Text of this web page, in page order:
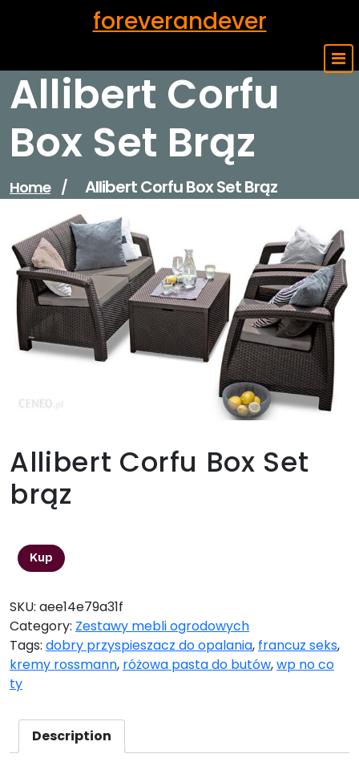
foreverandever
Allibert Corfu
Box Set Brąz
Home / Allibert Corfu Box Set Brąz
Allibert Corfu Box Set
brąz
Kup
SKU: aee14e79a31f
Category: Zestawy mebli ogrodowych
Tags: dobry przyspieszacz do opalania, francuz seks,
kremy rossmann, różowa pasta do butów,wp no co
ty
Description